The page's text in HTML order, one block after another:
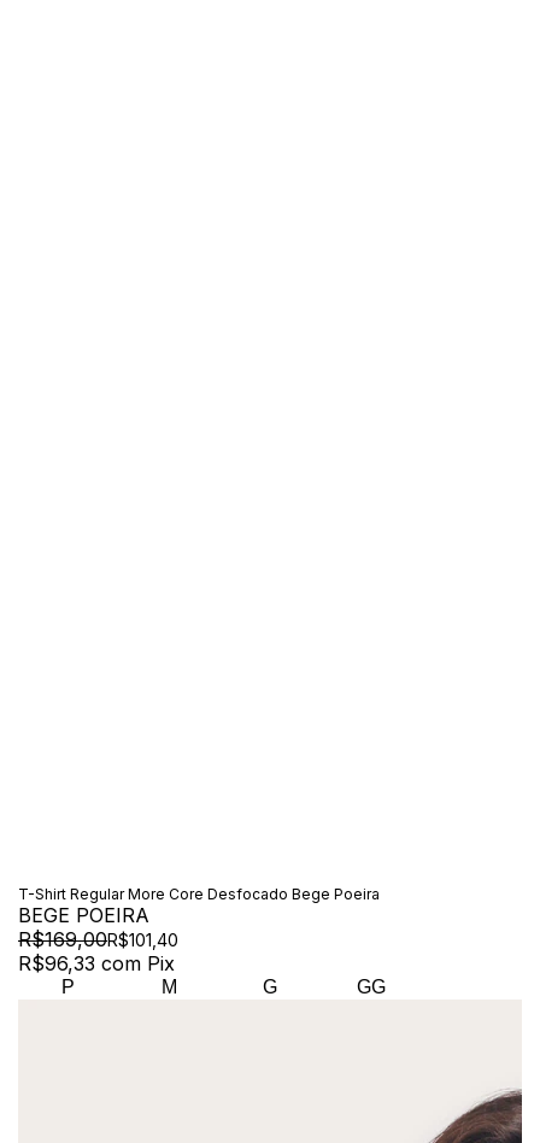
T-Shirt Regular More Core Desfocado Bege Poeira
BEGE POEIRA
R$169,00R$101,40
R$96,33 com Pix
P M G GG